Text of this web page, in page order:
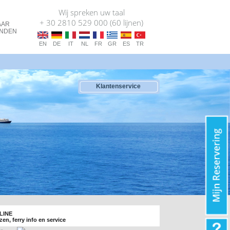
Wij spreken uw taal
+ 30 2810 529 000 (60 lijnen)
EN DE IT NL FR GR ES TR
Klantenservice
ferry info en service